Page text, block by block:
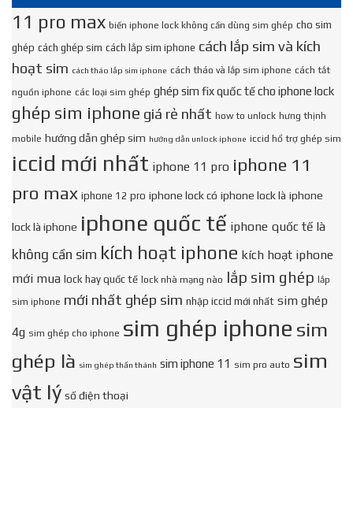
11 pro max biến iphone lock không cần dùng sim ghép cho sim
ghép cách ghép sim cách lắp sim iphone cách lắp sim và kích
hoạt sim cách tháo lắp sim iphone cách tháo và lắp sim iphone cách tắt
nguồn iphone các loại sim ghép ghép sim fix quốc tế cho iphone lock
ghép sim iphone giá rẻ nhất how to unlock hưng thịnh
mobile hướng dẫn ghép sim hướng dẫn unlock iphone iccid hổ trợ ghép sim
iccid mới nhất iphone 11 pro iphone 11
pro max iphone 12 pro iphone lock có iphone lock là iphone
lock là iphone iphone quốc tế iphone quốc tế là
không cần sim kích hoạt iphone kích hoạt iphone
mới mua lock hay quốc tế lock nhà mạng nào lắp sim ghép lắp
sim iphone mới nhất ghép sim nhập iccid mới nhất sim ghép
4g sim ghép cho iphone sim ghép iphone sim
ghép là sim ghép thần thánh sim iphone 11 sim pro auto sim
vật lý số điện thoại